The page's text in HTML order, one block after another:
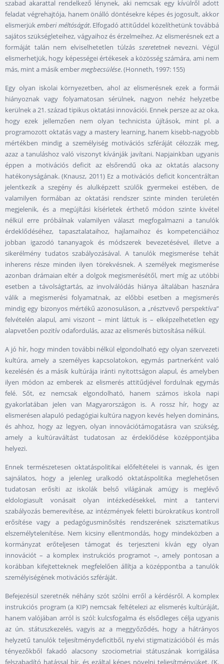
szabad akarattal rendelkező lénynek, aki nemcsak egy kívülről adott
feladat végrehajtója, hanem önálló döntésekre képes és jogosult, akkor
elismerjükemberi méltóságát. Elfogadó attitűddel közelíthetünk továbbá
sajátos szükségleteihez, vágyaihoz és érzelmeihez. Az elismerésnek ezt a
formáját talán nem elviselhetetlen túlzás szeretetneknevezni. Végül
elismerhetjük, hogy képességei értékesek a közösség számára, ami nem
más, mint a másik embermegbecsülése. (Honneth, 1997: 155)
Egy olyan iskolai környezetben, ahol az elismerésnek ezek a formái
hiányoznak vagy folyamatosan sérülnek, nagyon nehéz helyzetbe
kerülnek a 21. század tipikus oktatási innovációi. Ennek persze az az oka,
hogy ezek jellemzően nem olyan technicista újítások, mint pl. a
programozott oktatás vagy a mastery learning, hanem kisebb-nagyobb
mértékben mindig a személyiség motivációs szféráját célozzák meg,
azaz a tanuláshoz való viszonyt kívánják javítani. Napjainkban ugyanis
éppen a motivációs deficit az elsőrendű oka az oktatás alacsony
hatékonyságának. (Knausz, 2011) Ez a motivációs deficit koncentráltan
jelentkezik a szegény és alulképzett szülők gyermekei estében, de
valamilyen formában az oktatási rendszer szinte minden területén
megjelenik, és a megújítási kísérletek érthető módon szinte kivétel
nélkül erre próbálnak valamilyen választ megfogalmazni a tanulók
érdeklődéséhez, tapasztalataihoz, hajlamaihoz és kompetenciáihoz
jobban igazodó tananyagok és módszerek bevezetésével, illetve a
sikerélmény tudatos szabályozásával. A tanulók megismerése tehát
inherens része minden ilyen törekvésnek. A személyek megismerése
azonban drámaian eltér a dolgok megismerésétől, mert míg az utóbbi
esetben a távolságtartás, az involválódás hiánya általában hasznára
válik a megismerési folyamatnak, az előbbi esetben a megismerés
mindig egy bizonyos mértékű azonosuláson, a „résztvevő perspektíva”
felvételén alapul, ami viszont – mint láttuk is – elképzelhetetlen egy
alapvetően pozitív odafordulás, azaz az elismerés biztosítása nélkül.
A jó hír, hogy minden további nélkül elgondolható egy olyan szervezeti
kultúra, amely a személyes kapcsolatokon, egymás partnerként való
kezelésén és a másik kultúrája iránti nyitottságon alapul, és amelyben
ilyen módon az emberek az elismerés attitűdjével fordulnak egymás
felé. Sőt, ez nemcsak elgondolható, hanem számos iskola napi
gyakorlatában jelen van Magyarországon is. A rossz hír, hogy az
elismerésen alapuló pedagógiai kultúra nagyon kevés helyen domináns,
és ahhoz, hogy az legyen, olyan innovációtámogatásra van szükség,
amely a kultúraváltást tudatosan az érdeklődése középpontjába
helyezi.
Ennek természetesen oktatáspolitikai előfeltételei is vannak, és igen
sajnálatos, hogy a jelenleg uralkodó oktatáspolitika meglehetősen
tudatosan erősíti az iskolák belső világának amúgy is meglévő
eldologiasult vonásait olyan intézkedésekkel, mint a tantervi
szabályozás bemerevítése, az intézmények feletti bürokratikus kontroll
erősítése vagy a pedagógusminősítés rendszerének szisztematikus
elszemélytelenítése. Nem kicsiny ellentmondás, hogy mindeközben a
kormányzat erőteljesen támogat és terjeszteni kíván egy olyan
innovációt – a komplex instrukciós programot –, amely pontosan a
korábban kifejtetteknek megfelelően állítja a középpontba a tanulók
személyiségének motivációs szféráját.
Befejezésül szeretnék néhány szót szólni erről a kérdésről. A komplex
instrukciós program (a KIP) nemcsak feltételezi az elismerés kultúráját,
hanem valójában arról is szól: kulcsfogalma és elsődleges célja ugyanis
az ún. státuszkezelés, vagyis az a meggyőződés, hogy a hátrányos
helyzetű tanulók teljesítménydeficitből, nyelvi stigmatizációból és más
tényezőkből fakadó alacsony szociometriai státuszának korrigálása